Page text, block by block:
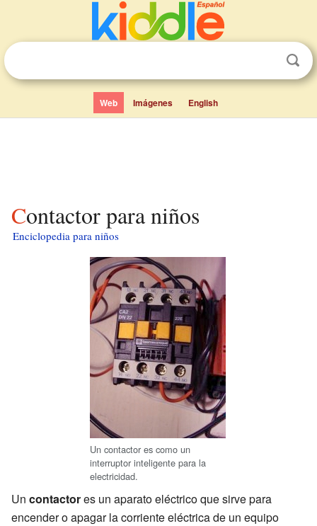
Web Imágenes English
Contactor para niños
Enciclopedia para niños
Un contactor es como un
interruptor inteligente para la
electricidad.
Un contactores un aparato eléctrico que sirve para
encender o apagar la corriente eléctrica de un equipo